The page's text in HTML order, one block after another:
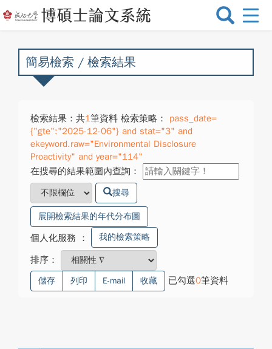
選
換
簡易檢索 / 檢索結果
檢索結果：共1筆資料 檢索策略：
pass_date=
{"gte":"2025-12-06"} and stat="3" and
ekeyword.raw="Environmental Disclosure
Proactivity" and year="114"
在搜尋的結果範圍內查詢：
搜尋
展開檢索結果的年代分布圖
個人化服務 ： 我的檢索策略
排序：
儲存 列印 E-mail 收藏 已勾選0筆資料